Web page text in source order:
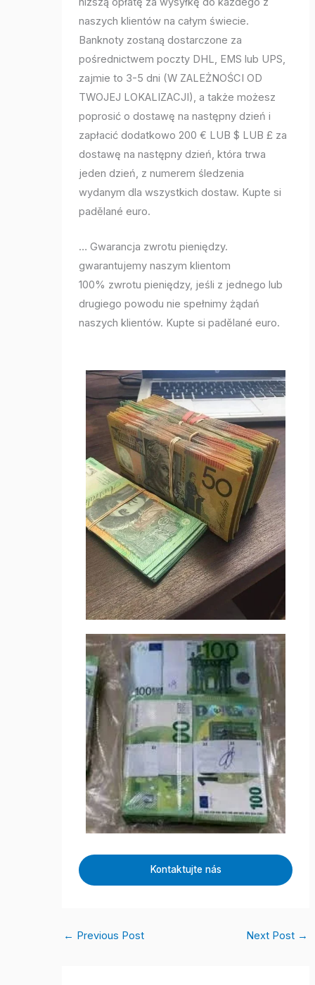
naszych klientów na całym świecie.
Banknoty zostaną dostarczone za
pośrednictwem poczty DHL, EMS lub UPS,
zajmie to 3-5 dni (W ZALEŻNOŚCI OD
TWOJEJ LOKALIZACJI), a także możesz
poprosić o dostawę na następny dzień i
zapłacić dodatkowo 200 € LUB $ LUB £ za
dostawę na następny dzień, która trwa
jeden dzień, z numerem śledzenia
wydanym dla wszystkich dostaw. Kupte si
padělané euro.
… Gwarancja zwrotu pieniędzy.
gwarantujemy naszym klientom
100% zwrotu pieniędzy, jeśli z jednego lub
drugiego powodu nie spełnimy żądań
naszych klientów. Kupte si padělané euro.
Kontaktujte nás
← Previous Post Next Post →